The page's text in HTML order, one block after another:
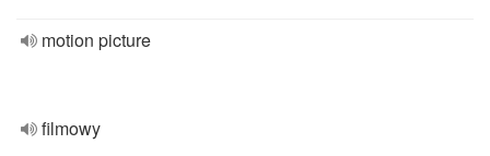
motion picture
filmowy